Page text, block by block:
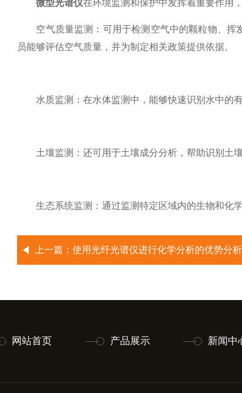
微型光谱仪在环境监测和保护中发挥着重要作用
空气质量监测：可用于检测空气中的颗粒物、挥
员能够评估空气质量，并为制定相关政策提供依据。
水质监测：在水体监测中，能够快速识别水中的有
土壤监测：还可用于土壤成分分析，帮助识别土壤
生态系统监测：通过监测特定区域内的生物和化学
上一篇： 使用光纤光谱仪进行化学分析的优势分析
网站首页 产品展示 新闻中